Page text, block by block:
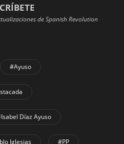
de Spanish Revolution
#Ayuso
Díaz Ayuso
Iglesias #PP